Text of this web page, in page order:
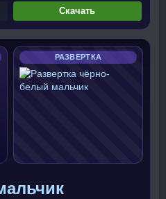
Скачать
РАЗВЕРТКА